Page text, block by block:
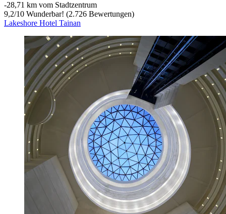
‐28,71 km vom Stadtzentrum
9,2/10 Wunderbar! (2.726 Bewertungen)
Lakeshore Hotel Tainan